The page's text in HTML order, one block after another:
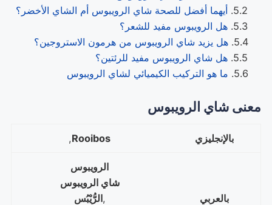
أيهما أفضل للصحة شاي الرويبوس أم الشاي الأخضر؟
هل الرويبوس مفيد للشعر؟
هل يزيد شاي الرويبوس من هرمون الاستروجين؟
هل شاي الرويبوس مفيد للرئتين؟
ما هو التركيب الكيميائي لشاي الرويبوس
معنى شاي الرويبوس
بالإنجليزي Rooibos
,
بالعربي
الرويبوس
شاي الرويبوس
,الرُّيْبُس